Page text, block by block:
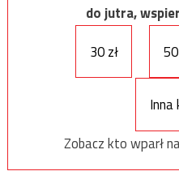
do jutra,
30 zł
Zobacz kto wparł